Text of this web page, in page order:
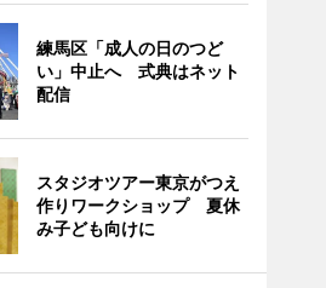
練馬区「成人の日のつど
い」中止へ 式典はネット
配信
スタジオツアー東京がつえ
作りワークショップ 夏休
み子ども向けに